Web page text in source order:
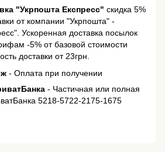
"Укрпошта Експресс" скидка 5%
от компании "Укрпошта" -
Ускоренная доставка посылок
-5% от базовой стоимости
доставки от 23грн.
- Оплата при получении
- Частичная или полная
5218-5722-2175-1675